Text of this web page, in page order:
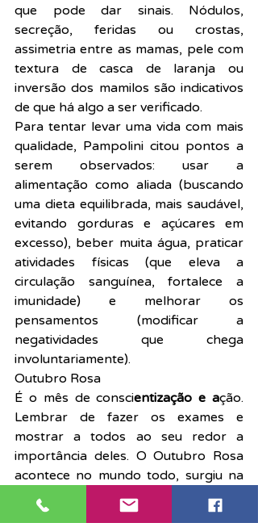
que pode dar sinais. Nódulos,
secreção, feridas ou crostas,
assimetria entre as mamas, pele com
textura de casca de laranja ou
inversão dos mamilos são indicativos
de que há algo a ser verificado.
Para tentar levar uma vida com mais
qualidade, Pampolini citou pontos a
serem observados: usar a
alimentação como aliada (buscando
uma dieta equilibrada, mais saudável,
evitando gorduras e açúcares em
excesso), beber muita água, praticar
atividades físicas (que eleva a
circulação sanguínea, fortalece a
imunidade) e melhorar os
pensamentos (modificar a
negatividades que chega
involuntariamente).
Outubro Rosa
É o mês de conscientização e ação.
Lembrar de fazer os exames e
mostrar a todos ao seu redor a
importância deles. O Outubro Rosa
acontece no mundo todo, surgiu na
década de 90, em Nova Iorque, com
uma corrida para celebrar as